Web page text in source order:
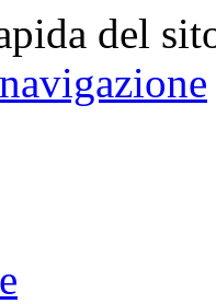
del